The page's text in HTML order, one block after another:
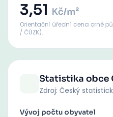
3,51 Kč/m²
Orientační úřední cena orné
/ ČÚZK).
Statistika obce
Zdroj: Český
Vývoj počtu obyvatel